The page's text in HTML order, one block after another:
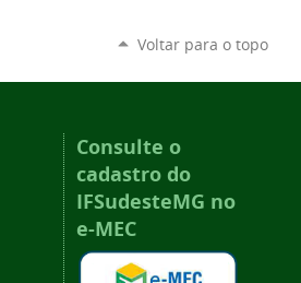
Voltar para o topo
Consulte o
cadastro do
IFSudesteMG no
e-MEC